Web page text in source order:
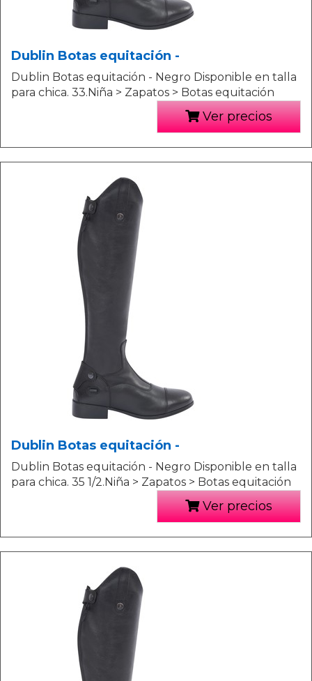
Dublin Botas equitación -
Dublin Botas equitación - Negro Disponible en talla
para chica. 33.Niña > Zapatos > Botas equitación
Ver precios
Dublin Botas equitación -
Dublin Botas equitación - Negro Disponible en talla
para chica. 35 1/2.Niña > Zapatos > Botas equitación
Ver precios